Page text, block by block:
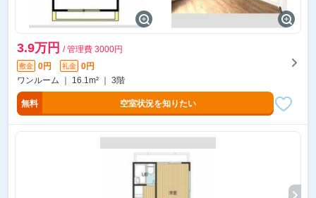
3.9万円 / 管理費 3000円
敷金 0円 礼金
0円
ワンルーム ｜ 16.1m² ｜ 3階
無料 空室状況を知りたい